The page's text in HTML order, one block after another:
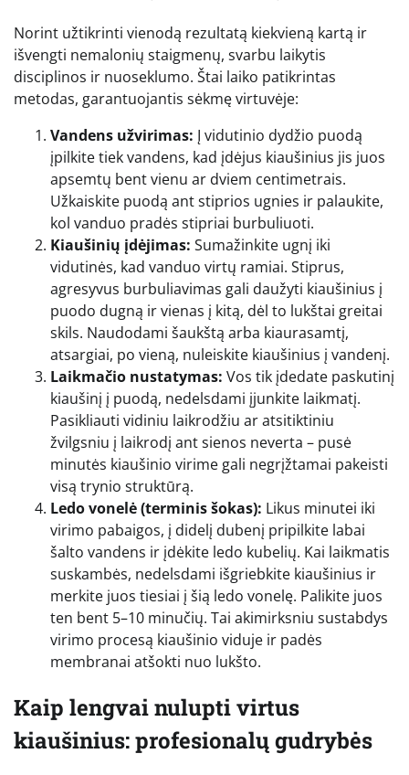
Norint užtikrinti vienodą rezultatą kiekvieną kartą ir
išvengti nemalonių staigmenų, svarbu laikytis
disciplinos ir nuoseklumo. Štai laiko patikrintas
metodas, garantuojantis sėkmę virtuvėje:
Vandens užvirimas: Į vidutinio dydžio puodą
įpilkite tiek vandens, kad įdėjus kiaušinius jis juos
apsemtų bent vienu ar dviem centimetrais.
Užkaiskite puodą ant stiprios ugnies ir palaukite,
kol vanduo pradės stipriai burbuliuoti.
Kiaušinių įdėjimas: Sumažinkite ugnį iki
vidutinės, kad vanduo virtų ramiai. Stiprus,
agresyvus burbuliavimas gali daužyti kiaušinius į
puodo dugną ir vienas į kitą, dėl to lukštai greitai
skils. Naudodami šaukštą arba kiaurasamtį,
atsargiai, po vieną, nuleiskite kiaušinius į vandenį.
Laikmačio nustatymas: Vos tik įdedate paskutinį
kiaušinį į puodą, nedelsdami įjunkite laikmatį.
Pasikliauti vidiniu laikrodžiu ar atsitiktiniu
žvilgsniu į laikrodį ant sienos neverta – pusė
minutės kiaušinio virime gali negrįžtamai pakeisti
visą trynio struktūrą.
Ledo vonelė (terminis šokas): Likus minutei iki
virimo pabaigos, į didelį dubenį pripilkite labai
šalto vandens ir įdėkite ledo kubelių. Kai laikmatis
suskambės, nedelsdami išgriebkite kiaušinius ir
merkite juos tiesiai į šią ledo vonelę. Palikite juos
ten bent 5–10 minučių. Tai akimirksniu sustabdys
virimo procesą kiaušinio viduje ir padės
membranai atšokti nuo lukšto.
Kaip lengvai nulupti virtus
kiaušinius: profesionalų gudrybės